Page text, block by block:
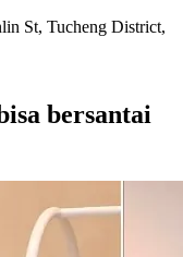
St, Tucheng District,
bersantai